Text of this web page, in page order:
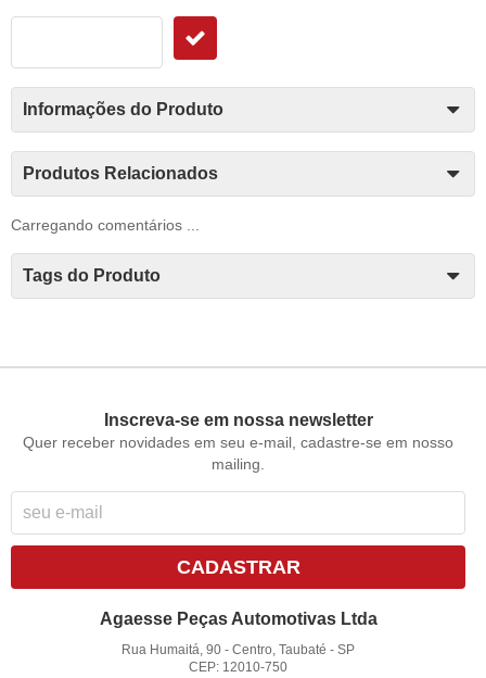
Informações do Produto
Produtos Relacionados
Carregando comentários ...
Tags do Produto
Inscreva-se em nossa newsletter
Quer receber novidades em seu e-mail, cadastre-se em nosso
mailing.
CADASTRAR
Agaesse Peças Automotivas Ltda
Rua Humaitá, 90 -Centro, Taubaté -SP
CEP: 12010-750